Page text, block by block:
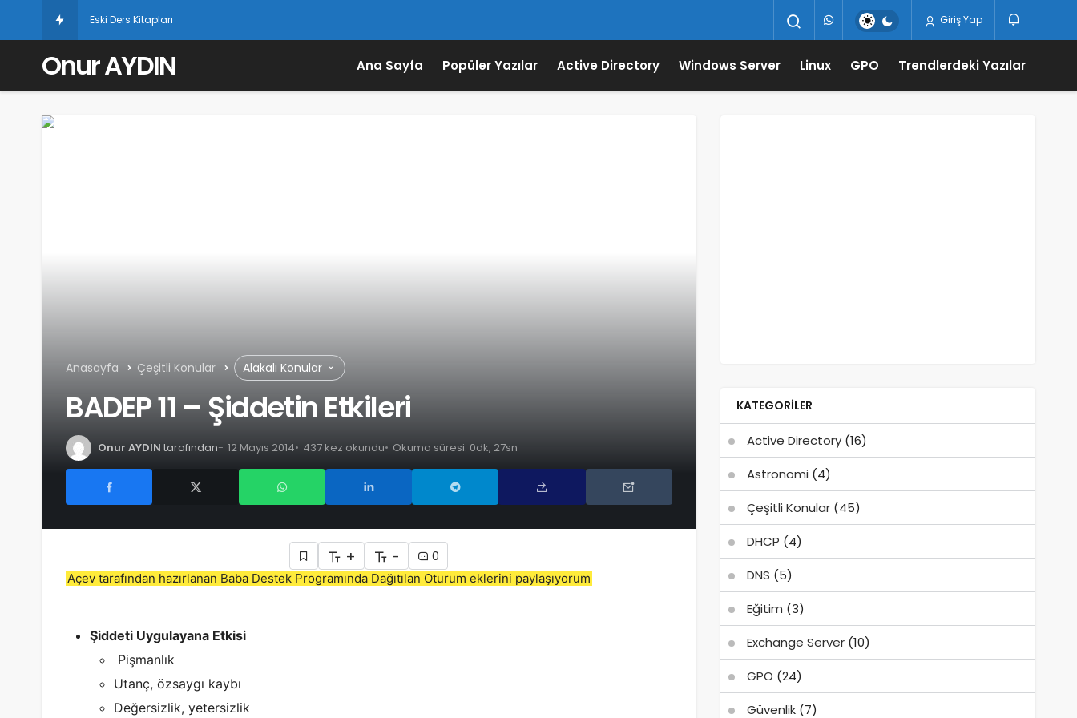
Eski Ders Kitapları Giriş Yap
Onur AYDIN Ana Sayfa Popüler Yazılar Active Directory Windows Server Linux GPO Trendlerdeki Yazılar
Anasayfa Çeşitli Konular Alakalı Konular
BADEP 11 – Şiddetin Etkileri
Onur AYDIN tarafından 12 Mayıs 2014 437 kez okundu Okuma süresi: 0dk, 27sn
+ - 0
Açev tarafından hazırlanan Baba Destek Programında Dağıtılan Oturum eklerini paylaşıyorum
Şiddeti Uygulayana Etkisi
Pişmanlık
Utanç, özsaygı kaybı
Değersizlik, yetersizlik
KATEGORILER
Active Directory(16)
Astronomi (4)
Çeşitli Konular(45)
DHCP (4)
DNS (5)
Eğitim (3)
Exchange Server(10)
GPO (24)
Güvenlik(7)